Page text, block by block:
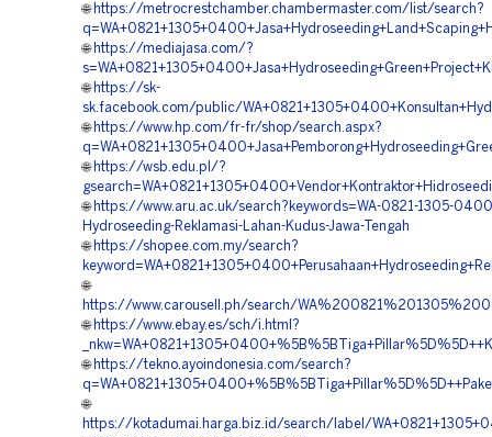
🌐 https://metrocrestchamber.chambermaster.com/list/search?
🌐 https://mediajasa.com/?
🌐 https://sk-
sk.facebook.com/public/
🌐 https://www.hp.com/fr-fr/shop/search.aspx?
🌐 https://wsb.edu.pl/?
🌐 https://www.aru.ac.uk/search?keywords=WA-0821-1305-
Hydroseeding-Reklamasi-Lahan-Kudus-Jawa-Tengah
🌐 https://shopee.com.my/search?
🌐
https://www.carousell.ph/search/
🌐 https://www.ebay.es/sch/i.html?
🌐 https://tekno.ayoindonesia.com/search?
🌐
https://kotadumai.harga.biz.id/search/label/